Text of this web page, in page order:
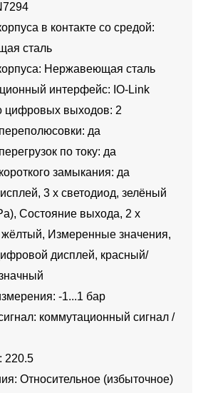
в контакте со средой:
сталь
Нержавеющая сталь
интерфейс: IO-Link
цифровых выходов: 2
да
по току: да
замыкания: да
3 x светодиод, зелёный
Состояние выхода, 2 x
жёлтый, Измеренные значения,
дисплей, красный/
-1...1 бар
коммутационный сигнал /
220.5
Относительное (избыточное)